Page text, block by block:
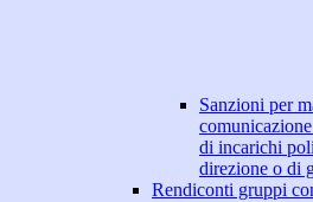
Sanzioni per
di incarichi
direzione o di
Rendiconti gruppi